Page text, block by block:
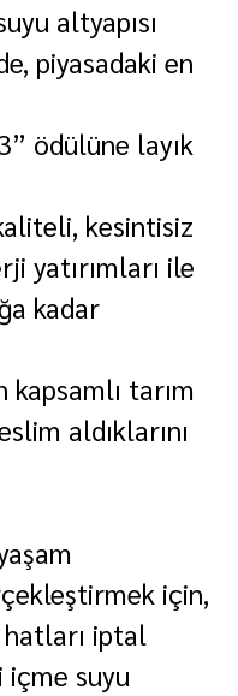
altyapısı
piyasadaki en
ödülüne layık
kesintisiz
yatırımları ile
kadar
tarım
aldıklarını
için,
iptal
içme suyu